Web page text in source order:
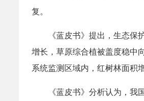
复。
《蓝皮书》提出，生态
增长，草原综合植被盖度稳中
系统监测区域内，红树林面积
《蓝皮书》分析认为，